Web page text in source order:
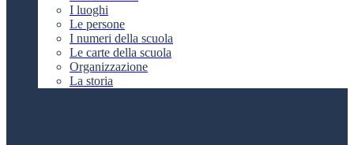
I luoghi
Le persone
I numeri della scuola
Le carte della scuola
Organizzazione
La storia